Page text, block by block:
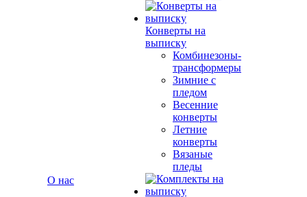
О нас
Конверты на
выписку
Комбинезоны-
трансформеры
Зимние с
пледом
Весенние
конверты
Летние
конверты
Вязаные
пледы